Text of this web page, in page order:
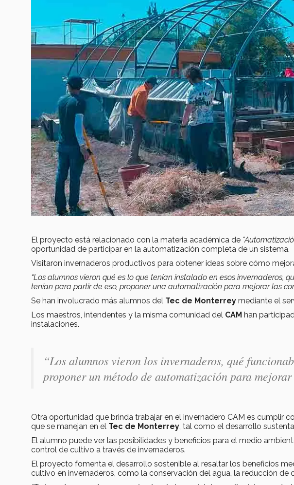
El proyecto está relacionado con la materia académica de
oportunidad de participar en la automatización completa de un sistema.
Visitaron invernaderos productivos para obtener ideas sobre cómo
“Los alumnos vieron qué es lo que tenían instalado en esos invernaderos,
tenían para partir de eso, proponer una automatización para mejorar las
Se han involucrado más alumnos del Tec de Monterrey mediante el
Los maestros, intendentes y la misma comunidad del CAM han
instalaciones.
“Los alumnos vieron los invernaderos, qué
proponer un método de automatización para
Otra oportunidad que brinda trabajar en el invernadero CAM es cumplir
que se manejan en el Tec de Monterrey, tal como el desarrollo
El alumno puede ver las posibilidades y beneficios para el medio
control de cultivo a través de invernaderos.
El proyecto fomenta el desarrollo sostenible al resaltar los beneficios
cultivo en invernaderos, como la conservación del agua, la reducción